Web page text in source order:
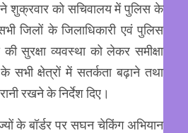
शुक्रवार को सचिवालय में पुलिस के
जिलों के जिलाधिकारी एवं पुलिस
सुरक्षा व्यवस्था को लेकर समीक्षा
सभी क्षेत्रों में सतर्कता बढ़ाने तथा
रखने के निर्देश दिए।
के बॉर्डर पर सघन चेकिंग अभियान